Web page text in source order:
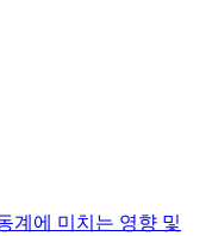
계에 미치는 영향 및